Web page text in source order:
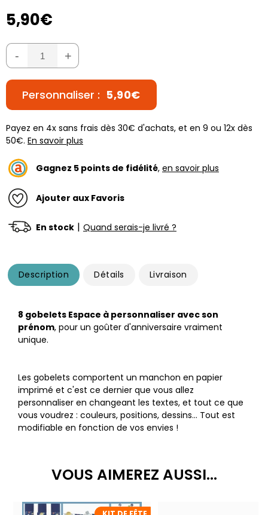
5,90€
- +
Personnaliser : 5,90€
Payez en 4x sans frais dès 30€ d'achats, et en 9 ou 12x dès
50€. En savoir plus
Gagnez 5 points de fidélité, en savoir plus
Ajouter aux Favoris
En stock | Quand serais-je livré ?
Description Détails Livraison
8 gobelets Espace à personnaliser avec son
prénom, pour un goûter d'anniversaire vraiment
unique.
Les gobelets comportent un manchon en papier
imprimé et c'est ce dernier que vous allez
personnaliser en changeant les textes, et tout ce que
vous voudrez : couleurs, positions, dessins... Tout est
modifiable en fonction de vos envies !
VOUS AIMEREZ AUSSI...